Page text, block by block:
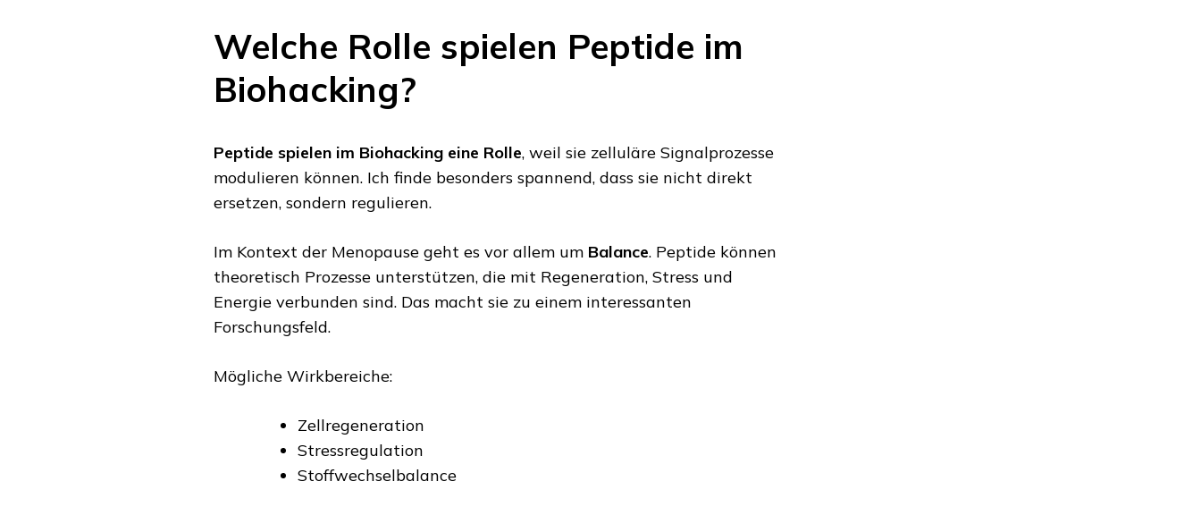
Welche Rolle spielen Peptide im
Biohacking?
Peptide spielen im Biohacking eine Rolle, weil sie zelluläre Signalprozesse
modulieren können. Ich finde besonders spannend, dass sie nicht direkt
ersetzen, sondern regulieren.
Im Kontext der Menopause geht es vor allem um Balance. Peptide können
theoretisch Prozesse unterstützen, die mit Regeneration, Stress und
Energie verbunden sind. Das macht sie zu einem interessanten
Forschungsfeld.
Mögliche Wirkbereiche:
Zellregeneration
Stressregulation
Stoffwechselbalance